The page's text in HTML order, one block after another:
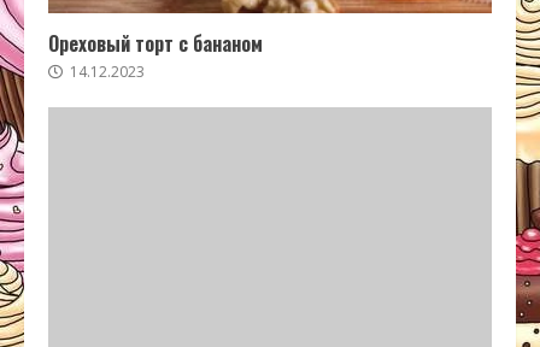
Ореховый торт с бананом
14.12.2023